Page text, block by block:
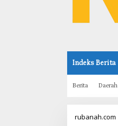
Indeks Berita
Berita Daerah
rubanah.com